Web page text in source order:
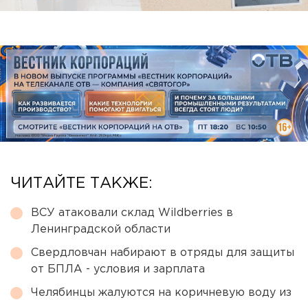
ЧИТАЙТЕ ТАКЖЕ:
ВСУ атаковали склад Wildberries в
Ленинградской области
Свердловчан набирают в отряды для защиты
от БПЛА - условия и зарплата
Челябинцы жалуются на коричневую воду из